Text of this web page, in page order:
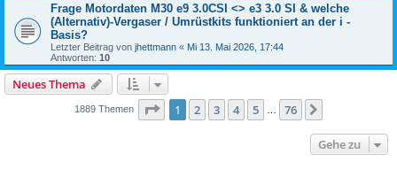
Frage Motordaten M30 e9 3.0CSI <> e3 3.0 SI & welche
(Alternativ)-Vergaser / Umrüstkits funktioniert an der i -
Basis?
Letzter Beitrag von jhettmann « Mi 13. Mai 2026, 17:44
Antworten: 10
Neues Thema
1889 Themen Seite 1von 76
1 2 3 4 5 76
Gehe zu